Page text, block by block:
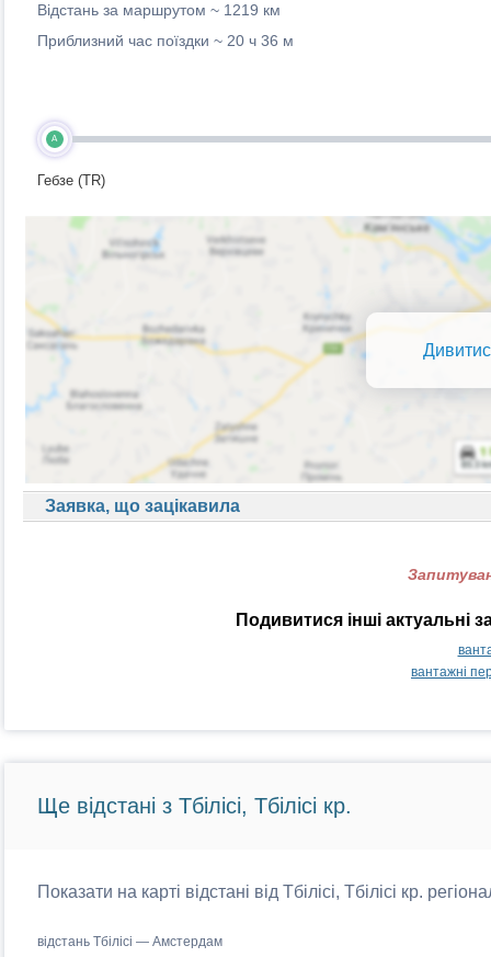
Відстань за маршрутом ~ 1219 км
Приблизний час поїздки ~ 20 ч 36 м
A
Гебзе (TR)
Заявка, що зацікавила
Подивитися інші актуальні
вантажні
Ще відстані з Тбілісі, Тбілісі кр.
Показати на карті відстані від Тбілісі, Тбілісі кр.
відстань Тбілісі — Амстердам